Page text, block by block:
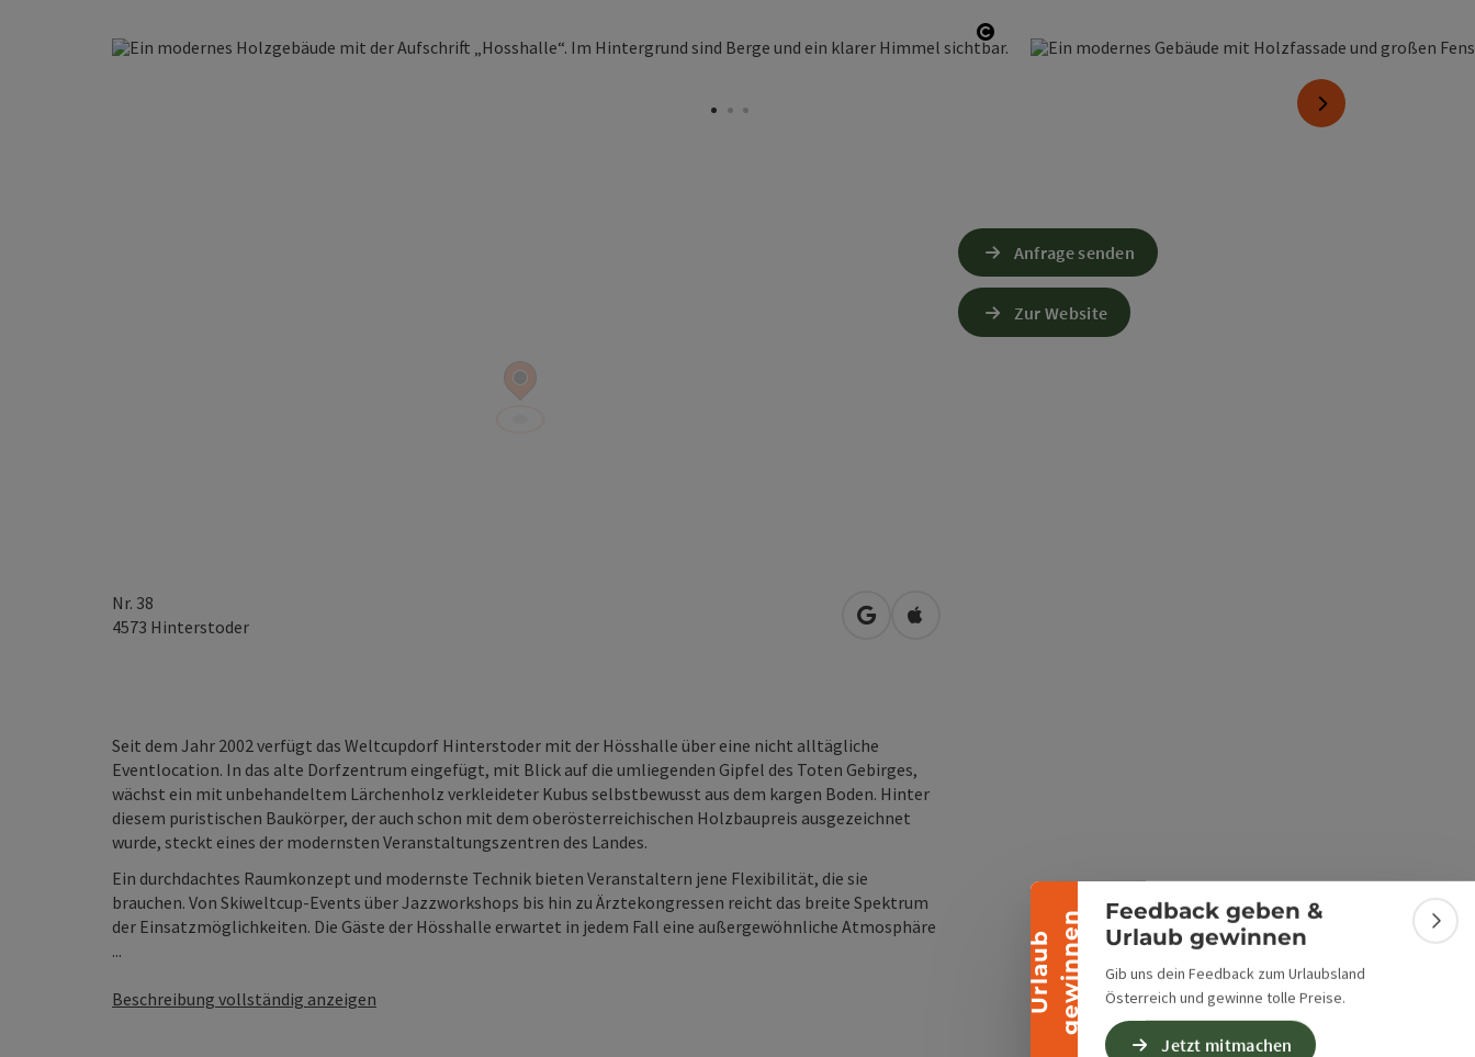
U
r
l
a
u
b
g
e
w
i
n
n
en
Banner einklappen
Feedback geben &
Urlaub gewinnen
Gib uns dein Feedback zum Urlaubsland
Österreich und gewinne tolle Preise.
Jetzt mitmachen
Copyright öffnen
nächstes Element
Nr. 38
4573 Hinterstoder in Google Maps öffnen
in Apple Maps öffnen
Seit dem Jahr 2002 verfügt das Weltcupdorf Hinterstoder mit der Hösshalle über eine nicht alltägliche
Eventlocation. In das alte Dorfzentrum eingefügt, mit Blick auf die umliegenden Gipfel des Toten Gebirges,
wächst ein mit unbehandeltem Lärchenholz verkleideter Kubus selbstbewusst aus dem kargen Boden. Hinter
diesem puristischen Baukörper, der auch schon mit dem oberösterreichischen Holzbaupreis ausgezeichnet
wurde, steckt eines der modernsten Veranstaltungszentren des Landes.
Ein durchdachtes Raumkonzept und modernste Technik bieten Veranstaltern jene Flexibilität, die sie
brauchen. Von Skiweltcup-Events über Jazzworkshops bis hin zu Ärztekongressen reicht das breite Spektrum
der Einsatzmöglichkeiten. Die Gäste der Hösshalle erwartet in jedem Fall eine außergewöhnliche Atmosphäre
...
Beschreibung vollständig anzeigen
Anfrage senden
Zur Website